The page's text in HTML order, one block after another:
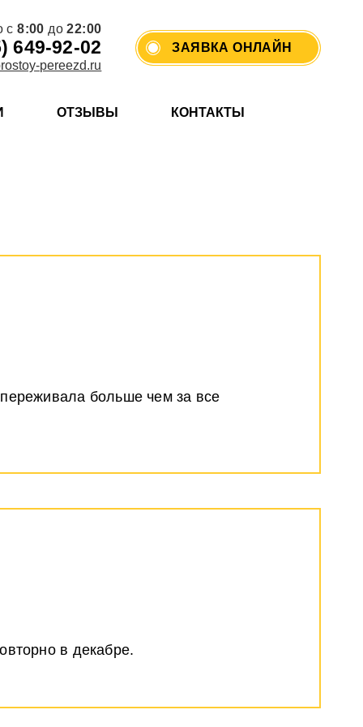
с8:00 до22:00
649-92-02
pereezd.ru
ЗАЯВКА ОНЛАЙН
ОТЗЫВЫ КОНТАКТЫ
больше чем за все
в декабре.